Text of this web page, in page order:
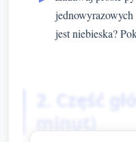
jest niebieska?
2. Część